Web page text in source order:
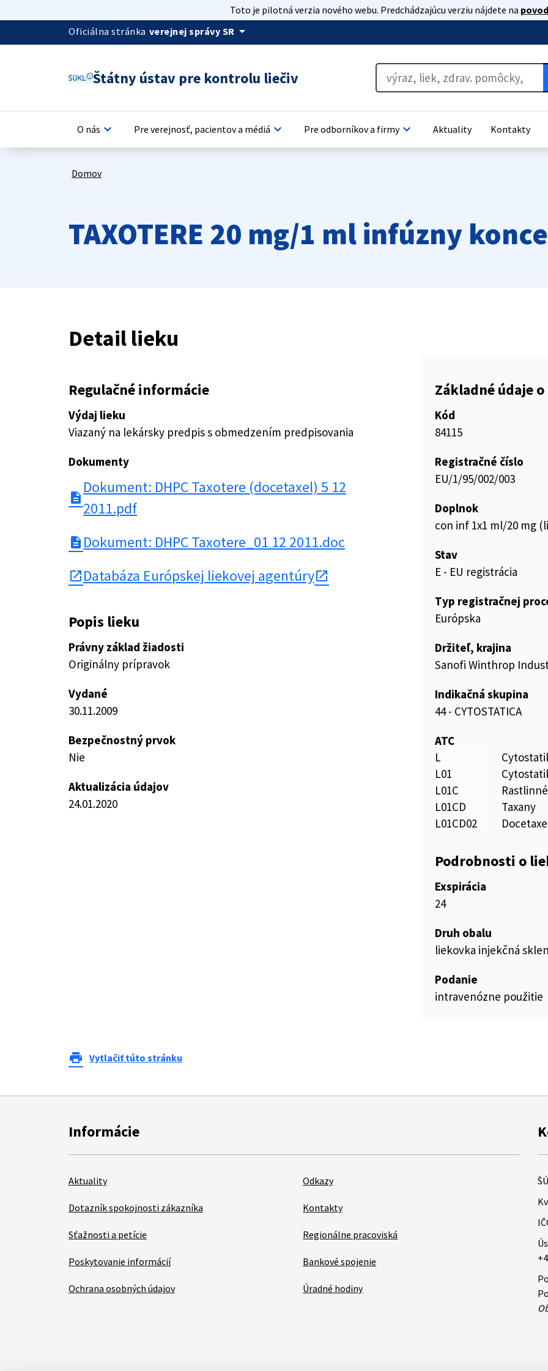
Toto je pilotná verzia nového webu. Predchádzajúcu verziu nájdete na
Oficiálna stránka verejnej správy SR arrow_drop_down
Štátny ústav pre kontrolu liečiv
O nás keyboard_arrow_down Pre verejnosť, pacientov a médiá keyboard_arrow_down Pre odborníkov a firmykeyboard_arrow_down Aktuality Kontakty
Domov
TAXOTERE 20 mg/1 ml infúzny
Detail lieku
Regulačné informácie
Výdaj lieku
Viazaný na lekársky predpis s obmedzením predpisovania
Dokumenty
description
Dokument: DHPC Taxotere (docetaxel) 5 12
2011.pdf
description Dokument: DHPC Taxotere_01 12 2011.doc
open_in_new Databáza Európskej liekovej agentúry
Popis lieku
Právny základ žiadosti
Originálny prípravok
Vydané
30.11.2009
Bezpečnostný prvok
Nie
Aktualizácia údajov
24.01.2020
Základné údaje
Kód
84115
Registračné číslo
EU/1/95/002/003
Doplnok
con inf 1x1 ml/20 mg
Stav
E - EU registrácia
Typ registračnej
Európska
Držiteľ, krajina
Sanofi Winthrop
Indikačná skupina
44 - CYTOSTATICA
ATC
L
L01
L01C
L01CD
Taxany
L01CD02
Podrobnosti o
Exspirácia
24
Druh obalu
liekovka injekčná
Podanie
intravenózne použitie
print Vytlačiť túto stránku
Informácie
Aktuality
Dotazník spokojnosti zákazníka
Sťažnosti a petície
Poskytovanie informácií
Ochrana osobných údajov
Odkazy
Kontakty
Regionálne pracoviská
Bankové spojenie
Úradné hodiny